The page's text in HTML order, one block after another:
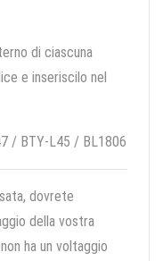
di ciascuna
e inseriscilo nel
/ BTY-L45 / BL1806
dovrete
della vostra
ha un voltaggio